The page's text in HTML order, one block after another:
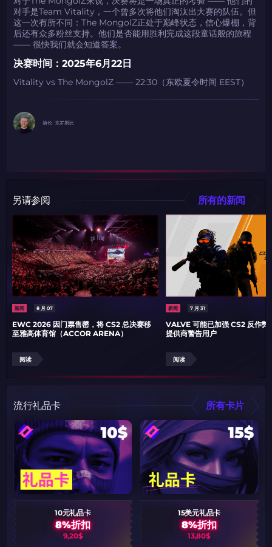
带上你的促销代码
只需抓取区域并将促销代码复制到剪贴板
2024LONG
如何使用促销代码
复制到剪贴板
如何使用促销代码
如何使用促销代码
由KARRIGAN倾情推荐
团队 THE MONGOLZ
CS2CODES.CN社区与电子竞技
对手是Team Vitality，一个曾多次将他们淘汰出大赛的队伍。但
这一次有所不同：The MongolZ正处于巅峰状态，信心爆棚，背
后还有众多粉丝支持。他们是否能用胜利完成这段童话般的旅程
—— 很快我们就会知道答案。
决赛时间：2025年6月22日
Vitality vs The MongolZ —— 22:30（东欧夏令时间 EEST）
迪伦· 克罗斯比
另请参阅 所有的新闻
新闻 8 月 07
EWC 2026 因门票售罄，将 CS2 总决赛移
至雅高体育馆（ACCOR ARENA）
阅读
新闻 7 月 31
VALVE 可能已加强 CS2 反作弊
提供商警告用户
阅读
流行礼品卡 所有卡片
10元礼品卡
8%折扣
9,20$
15美元礼品卡
8%折扣
13,80$